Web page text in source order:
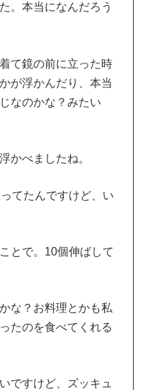
。本当になんだろう
て鏡の前に立った時
が浮かんだり、本当
なのかな？みたい
かべましたね。
てたんですけど、い
とで。10個伸ばして
な？お料理とかも私
たのを食べてくれる
ですけど、ズッキュ